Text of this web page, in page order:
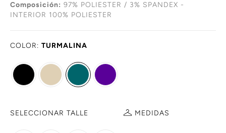
Composición: 97% POLIESTER / 3% SPANDEX -
INTERIOR 100% POLIESTER
COLOR: TURMALINA
SELECCIONAR TALLE MEDIDAS